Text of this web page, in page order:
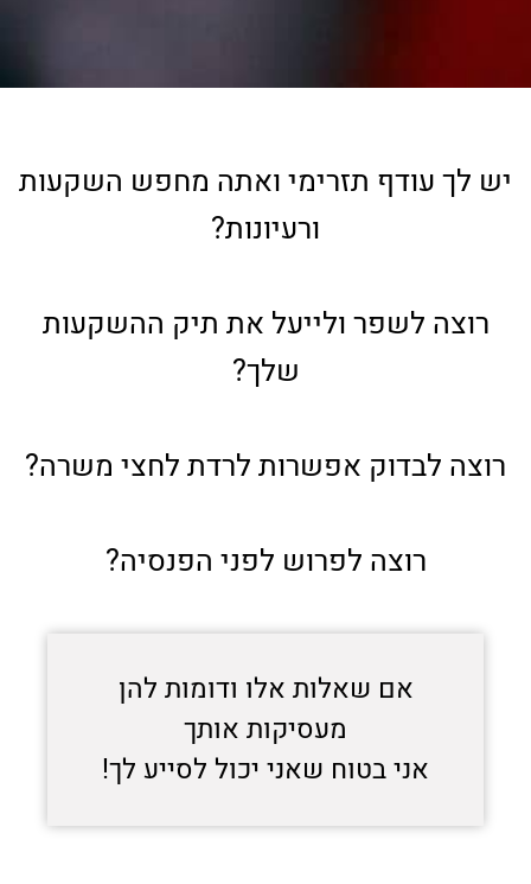
יש לך עודף תזרימי ואתה מחפש השקעות
ורעיונות?
רוצה לשפר ולייעל את תיק ההשקעות
שלך?
רוצה לבדוק אפשרות לרדת לחצי משרה?
רוצה לפרוש לפני הפנסיה?
אם שאלות אלו ודומות להן
מעסיקות אותך
אני בטוח שאני יכול לסייע לך!